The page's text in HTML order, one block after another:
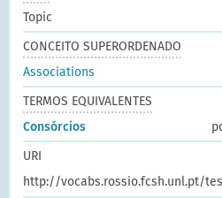
Topic
CONCEITO SUPERORDENADO
Associations
TERMOS EQUIVALENTES
Consórcios
URI
http://vocabs.rossio.fcsh.unl.pt/